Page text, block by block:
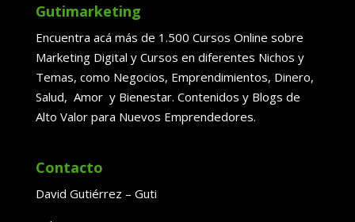
Gutimarketing
Encuentra acá más de 1.500 Cursos Online sobre
Marketing Digital y Cursos en diferentes Nichos y
Temas, como Negocios, Emprendimientos, Dinero,
Salud, Amor y Bienestar. Contenidos y Blogs de
Alto Valor para Nuevos Emprendedores.
Contacto
David Gutiérrez – Guti